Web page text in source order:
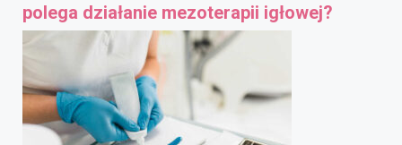
polega działanie mezoterapii igłowej?